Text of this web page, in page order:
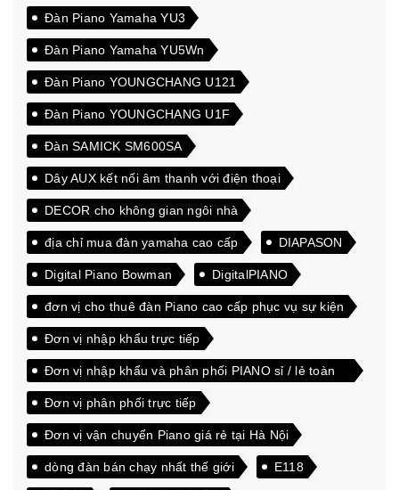
Đàn Piano Yamaha YU3
Đàn Piano Yamaha YU5Wn
Đàn Piano YOUNGCHANG U121
Đàn Piano YOUNGCHANG U1F
Đàn SAMICK SM600SA
Dây AUX kết nối âm thanh với điện thoại
DECOR cho không gian ngôi nhà
địa chỉ mua đàn yamaha cao cấp DIAPASON
Digital Piano Bowman DigitalPIANO
đơn vị cho thuê đàn Piano cao cấp phục vụ sự kiện
Đơn vị nhập khẩu trực tiếp
Đơn vị nhập khẩu và phân phối PIANO sỉ / lẻ toàn
quốc
Đơn vị phân phối trực tiếp
Đơn vị vận chuyển Piano giá rẻ tại Hà Nội
dòng đàn bán chạy nhất thế giới E118